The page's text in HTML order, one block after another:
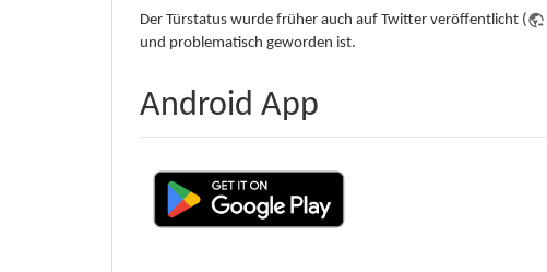
Der Türstatus wurde früher auch auf Twitter veröffentlicht (
und problematisch geworden ist.
Android App